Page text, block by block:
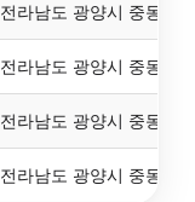
전라남도 광양시 중동
전라남도 광양시 중동
전라남도 광양시 중동
전라남도 광양시 중동